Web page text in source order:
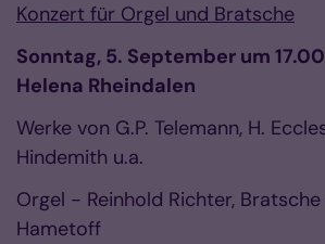
Konzert für Orgel und Bratsche
Sonntag, 5. September um
Helena Rheindalen
Werke von G.P. Telemann, H.
Hindemith u.a.
Orgel - Reinhold Richter,
Hametoff